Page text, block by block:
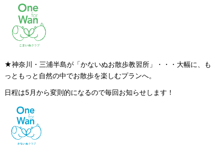
★神奈川・三浦半島が「かないぬお散歩教習所」・・・大幅に、も
っともっと自然の中でお散歩を楽しむプランへ。
日程は5月から変則的になるので毎回お知らせします！